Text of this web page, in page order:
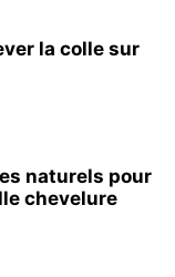
la colle sur
naturels pour
chevelure